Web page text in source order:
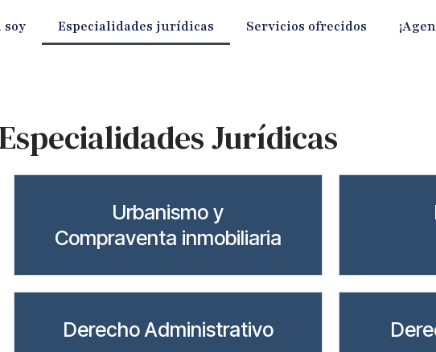
soy Especialidades jurídicas Servicios ofrecidos
Jurídicas
Urbanismo y
Compraventa inmobiliaria
Derecho Administrativo